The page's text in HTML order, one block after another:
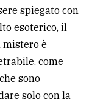
spiegato con
esoterico, il
mistero è
come
sono
solo con la